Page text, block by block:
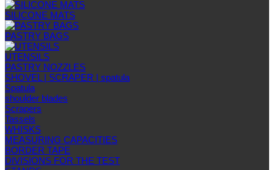
SILICONE MATS
PASTRY BAGS
UTENSILS
PASTRY NOZZLES
SHOVEL | SCRAPER | spatula
Spatula
shoulder blades
Scrapers
Tassels
WHISKS
MEASURING CAPACITIES
BORDER TAPE
DIVISIONS FOR THE TEST